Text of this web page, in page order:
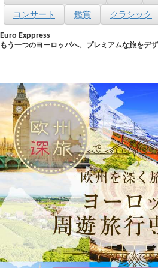
コンサート
鑑賞 クラシック
Euro Exppress
もう一つのヨーロッパへ、プレミアムな旅をデ